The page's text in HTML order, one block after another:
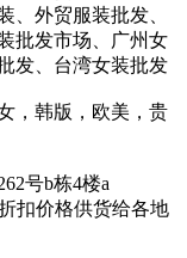
、外贸服装批发、
批发市场、广州女
发、台湾女装批发
，韩版，欧美，贵
号b栋4楼a
扣价格供货给各地